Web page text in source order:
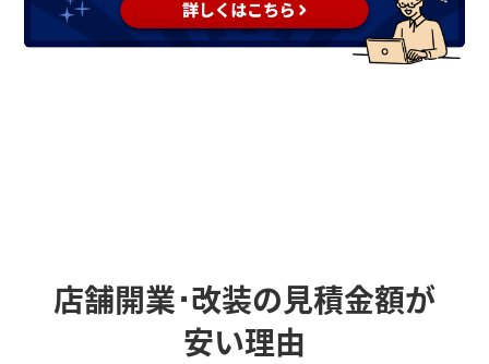
店舗開業･改装の見積金額が
安い理由